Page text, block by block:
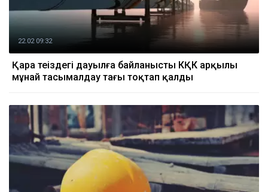
22.02 09:32
Қара теңіздегі дауылға байланысты КҚК арқылы
мұнай тасымалдау тағы тоқтап қалды